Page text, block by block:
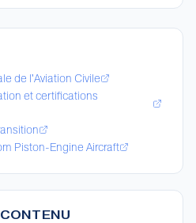
de l'Aviation Civile
et certifications
Piston-Engine Aircraft